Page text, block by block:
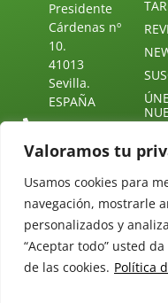
Valoramos tu
Usamos cookies para
navegación, mostrarle
personalizados y
“Aceptar todo” usted
de las cookies. Política
Presidente
Cárdenas nº
10.
41013
Sevilla.
ESPAÑA
25 88 51